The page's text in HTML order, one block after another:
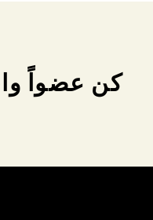
كن عضواً